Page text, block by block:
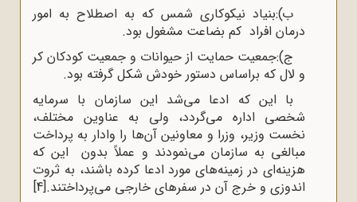
ب):بنیاد نیکوکاری شمس که به اصطلاح به امور
درمان افراد کم بضاعت مشغول بود.
ج):جمعیت حمایت از حیوانات و جمعیت کودکان کر
و لال که براساس دستور خودش شکل گرفته بود.
با این که ادعا می‌شد این سازمان با سرمایه
شخصی اداره می‌‌گردد، ولی به عناوین مختلف،
نخست وزیر، وزرا و معاونین آن‌‌‌ها را وادار به پرداخت
مبالغی به سازمان می‌نمودند و عملاً بدون این که
هزینه‌‌ای در زمینه‌های مورد ادعا کرده باشند، به ثروت
اندوزی و خرج آن در سفر‌های خارجی می‌‌پرداختند.[4]